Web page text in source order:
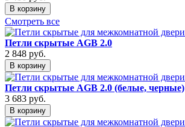
В корзину
Смотреть все
Петли скрытые AGB 2.0
2 848 руб.
В корзину
Петли скрытые AGB 2.0 (белые, черные)
3 683 руб.
В корзину